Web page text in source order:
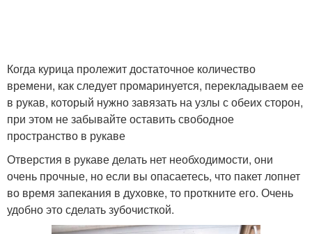
Когда курица пролежит достаточное количество
времени, как следует промаринуется, перекладываем ее
в рукав, который нужно завязать на узлы с обеих сторон,
при этом не забывайте оставить свободное
пространство в рукаве
Отверстия в рукаве делать нет необходимости, они
очень прочные, но если вы опасаетесь, что пакет лопнет
во время запекания в духовке, то проткните его. Очень
удобно это сделать зубочисткой.